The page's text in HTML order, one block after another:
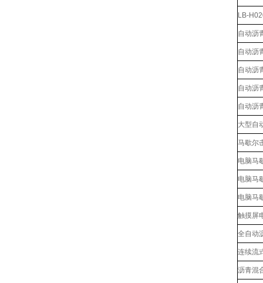
LB-
自动沥
自动沥
自动沥
自动沥
自动沥
大型自
马歇尔
电脑马
电脑马
电脑马
触摸屏
全自动
连续流
沥青混